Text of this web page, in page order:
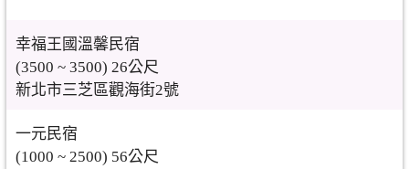
幸福王國溫馨民宿
(3500 ~ 3500) 26公尺
新北市三芝區觀海街2號
一元民宿
(1000 ~ 2500) 56公尺